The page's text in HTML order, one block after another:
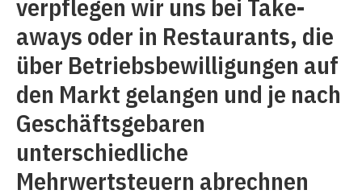
verpflegen wir uns bei Take-
aways oder in Restaurants, die
über Betriebsbewilligungen auf
den Markt gelangen und je nach
Geschäftsgebaren
unterschiedliche
Mehrwertsteuern abrechnen